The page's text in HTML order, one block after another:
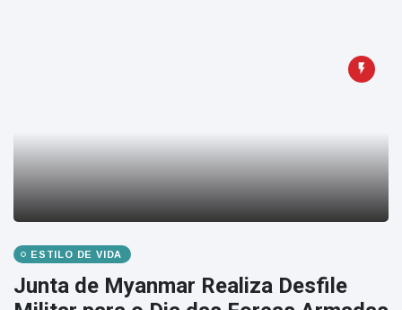
ESTILO DE VIDA
Junta de Myanmar Realiza Desfile